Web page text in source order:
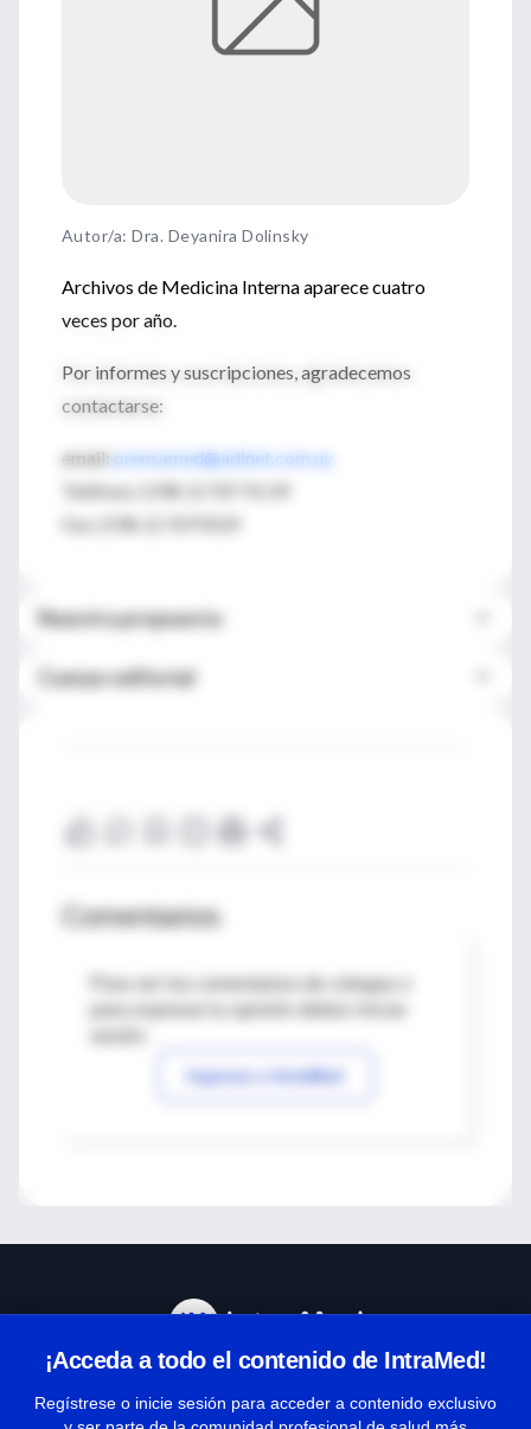
Autor/a: Dra. Deyanira Dolinsky
Archivos de Medicina Interna aparece cuatro
veces por año.
Por informes y suscripciones, agradecemos
contactarse:
email:prensamed@adinet.com.uy
Teléfono: (598-2) 707 91 09
Fax: (598-2) 7079109
Nuestra propuesta
Cuerpo editorial
Comentarios
Para ver los comentarios de colegas o
Ingresar a IntraMed
¡Acceda a todo el contenido de IntraMed!
Regístrese o inicie sesión para acceder a contenido exclusivo